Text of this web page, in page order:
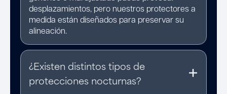
desplazamientos, pero nuestros protectores a
medida están diseñados para preservar su
alineación.
¿Existen distintos tipos de
protecciones nocturnas?